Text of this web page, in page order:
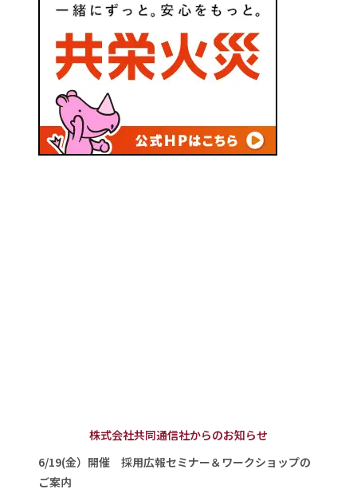
株式会社共同通信社からのお知らせ
6/19(金）開催 採用広報セミナー＆ワークショップの
ご案内